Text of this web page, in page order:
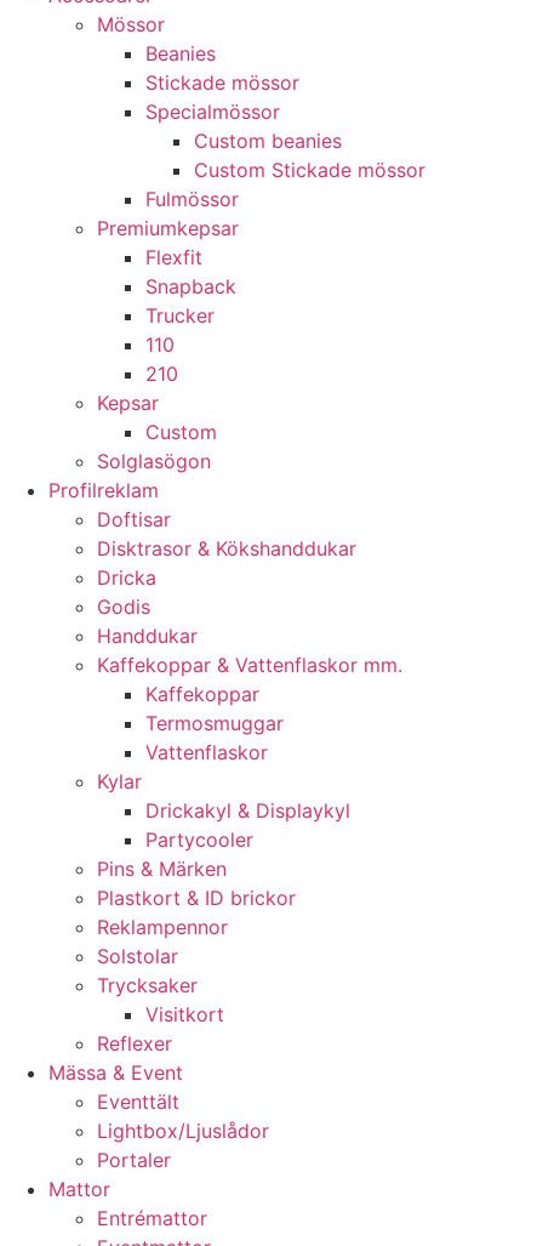
Mössor
Beanies
Stickade mössor
Specialmössor
Custom beanies
Custom Stickade mössor
Fulmössor
Premiumkepsar
Flexfit
Snapback
Trucker
110
210
Kepsar
Custom
Solglasögon
Profilreklam
Doftisar
Disktrasor & Kökshanddukar
Dricka
Godis
Handdukar
Kaffekoppar & Vattenflaskor mm.
Kaffekoppar
Termosmuggar
Vattenflaskor
Kylar
Drickakyl & Displaykyl
Partycooler
Pins & Märken
Plastkort & ID brickor
Reklampennor
Solstolar
Trycksaker
Visitkort
Reflexer
Mässa & Event
Eventtält
Lightbox/Ljuslådor
Portaler
Mattor
Entrémattor